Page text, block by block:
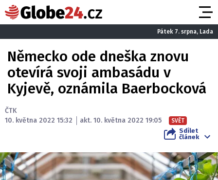
Pátek 7. srpna, Lada
Německo ode dneška znovu
otevírá svoji ambasádu v
Kyjevě, oznámila Baerbocková
ČTK
10. května 2022 15:32
akt. 10. května 2022 19:05 SVĚT
Sdílet
článek